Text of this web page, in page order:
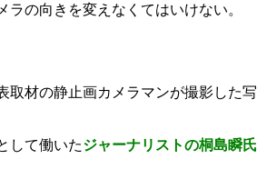
の向きを変えなくてはいけない。
取材の静止画カメラマンが撮影した写
して働いたジャーナリストの桐島瞬氏